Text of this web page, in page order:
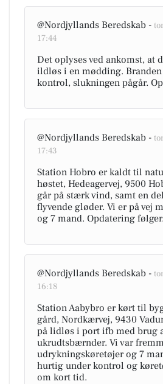
@Nordjyllands Beredskab -
17:44
Det oplyses ved ankomst, at
ildløs i en mødding.
kontrol, slukningen pågår.
@Nordjyllands Beredskab -
17:43
Station Hobro er kaldt til
høstet, Hedeagervej, 9500
går på stærk vind, samt en
flyvende gløder. Vi er på vej
og 7 mand. Opdatering følger.
@Nordjyllands Beredskab -
16:18
Station Aabybro er kørt til
gård, Nordkærvej, 9430
på lidløs i port ifb med brug
ukrudtsbærnder. Vi var
udrykningskøretøjer og 7
hurtig under kontrol og
om kort tid.